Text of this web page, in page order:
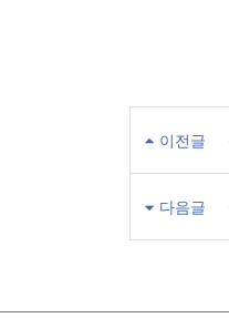
이전글
다음글